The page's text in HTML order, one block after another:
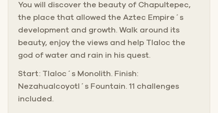
You will discover the beauty of Chapultepec,
the place that allowed the Aztec Empire´s
development and growth. Walk around its
beauty, enjoy the views and help Tlaloc the
god of water and rain in his quest.
Start: Tlaloc´s Monolith. Finish:
Nezahualcoyotl´s Fountain. 11 challenges
included.